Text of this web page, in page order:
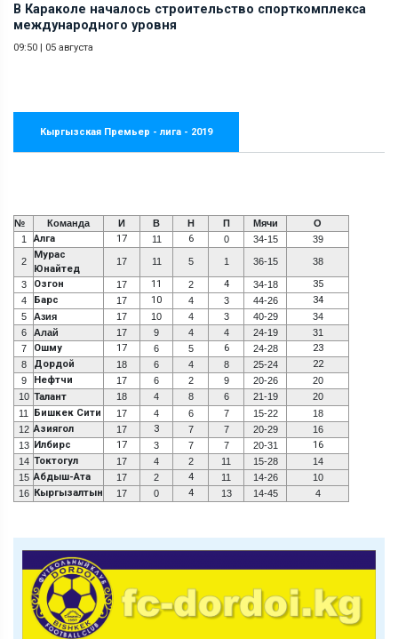
В Караколе началось строительство спорткомплекса
международного уровня
09:50 | 05 августа
Кыргызская Премьер - лига - 2019
№ Команда И В Н П Мячи
О
1
Алга 17 11 6 0 34-15 39
2
Мурас
Юнайтед
17 11 5 1 36-15 38
3 Озгон 17 11 2 4 34-18 35
4 Барс 17 10 4 3 44-26 34
5 Азия 17 10 4 3 40-29
34
6
Алай 17 9 4 4 24-19
31
7
Ошму 17 6 5 6 24-28 23
8 Дордой 18 6 4 8 25-24 22
9 Нефтчи 17 6 2 9 20-26
20
10 Талант 18 4 8 6 21-19
20
11
Бишкек Сити 17 4 6 7 15-22
18
12 Азиягол 17 3 7 7 20-29
16
13 Илбирс 17 3 7 7 20-31 16
14 Токтогул 17 4 2 11 15-28
14
15 Абдыш-Ата 17 2 4 11 14-26
10
16 Кыргызалтын 17 0 4 13 14-45 4